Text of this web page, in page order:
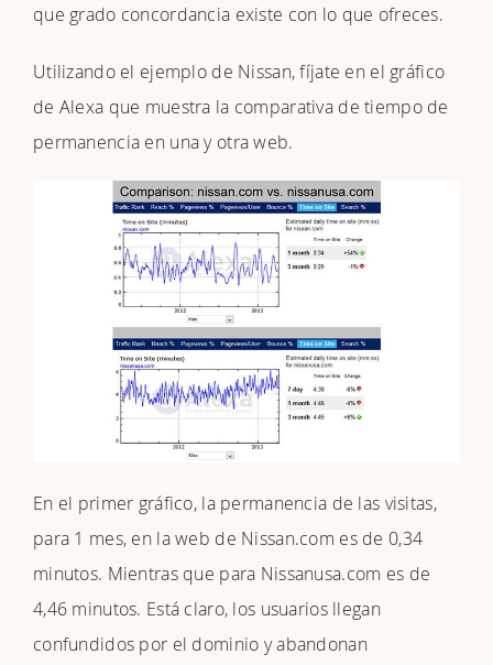
que grado concordancia existe con lo que ofreces.
Utilizando el ejemplo de Nissan, fíjate en el gráfico
de Alexa que muestra la comparativa de tiempo de
permanencia en una y otra web.
En el primer gráfico, la permanencia de las visitas,
para 1 mes, en la web de Nissan.com es de 0,34
minutos. Mientras que para Nissanusa.com es de
4,46 minutos. Está claro, los usuarios llegan
confundidos por el dominio y abandonan